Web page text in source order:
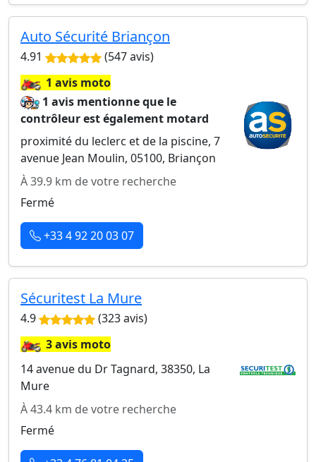
Auto Sécurité Briançon
4.91 (547 avis)
🏍️1 avis moto
1 avis mentionne que le
contrôleur est également motard
proximité du leclerc et de la piscine, 7
avenue Jean Moulin, 05100, Briançon
À 39.9 km de votre recherche
Fermé
+33 4 92 20 03 07
Sécuritest La Mure
4.9 (323 avis)
🏍️3 avis moto
14 avenue du Dr Tagnard, 38350, La
Mure
À 43.4 km de votre recherche
Fermé